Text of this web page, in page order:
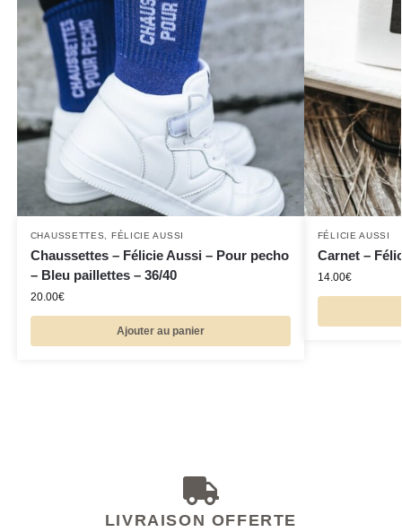
CHAUSSETTES FÉLICIE AUSSI
Chaussettes – Félicie Aussi – Pour pecho
– Bleu paillettes – 36/40
20.00€
Ajouter au panier
FÉLICIE AUSSI
Carnet –
14.00€
LIVRAISON OFFERTE